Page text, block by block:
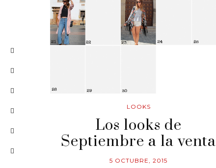
LOOKS
Los looks de
Septiembre a la venta
5 OCTUBRE, 2015